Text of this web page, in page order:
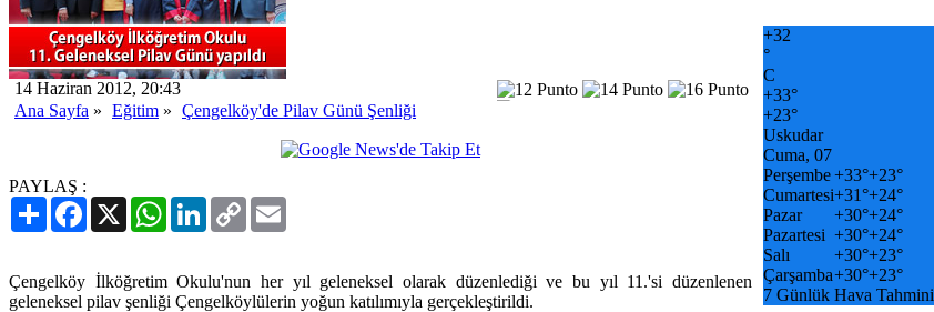
14 Haziran 2012, 20:43
Ana Sayfa » Eğitim » Çengelköy'de Pilav Günü Şenliği
PAYLAŞ :
PaylaşFacebook
X WhatsAppLinkedIn
Copy
Link
Çengelköy İlköğretim Okulu'nun her yıl geleneksel olarak düzenlediği ve bu yıl 11.'si düzenlenen
geleneksel pilav şenliği Çengelköylülerin yoğun katılımıyla gerçekleştirildi.
+32
°
C
+33°
+23°
Uskudar
Cuma, 07
Perşembe+33°+23°
Cumartesi+31°+24°
Pazar
+30°+24°
Pazartesi +30°+24°
Salı
+30°+23°
Çarşamba+30°+23°
7 Günlük Hava Tahmini